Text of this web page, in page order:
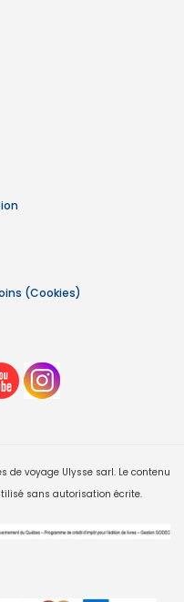
(Cookies)
de voyage Ulysse sarl. Le contenu
sans autorisation écrite.